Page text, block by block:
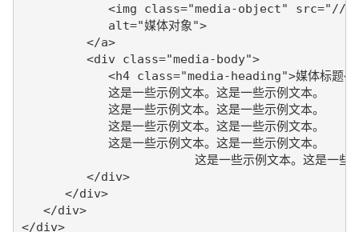
<img class="media-object"
            alt="媒体对象">
         </a>
         <div class="media-body">
<h4 class="media-heading">媒体标题
            这是一些示例文本。这是一些示例文本。
            这是一些示例文本。这是一些示例文本。
            这是一些示例文本。这是一些示例文本。
            这是一些示例文本。这是一些示例文本。
         </div>
      </div>
   </div>
</div>